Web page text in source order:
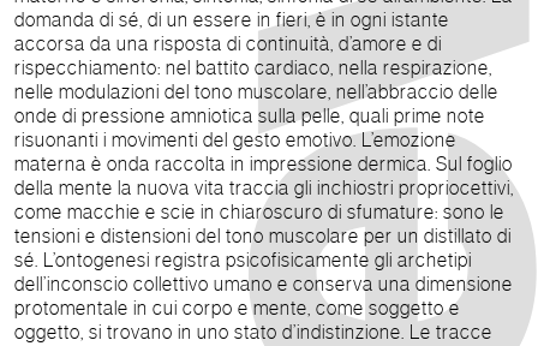
domanda di sé, di un essere in fieri, è in ogni istante
accorsa da una risposta di continuità, d’amore e di
rispecchiamento: nel battito cardiaco, nella respirazione,
nelle modulazioni del tono muscolare, nell’abbraccio delle
onde di pressione amniotica sulla pelle, quali prime note
risuonanti i movimenti del gesto emotivo. L’emozione
materna è onda raccolta in impressione dermica. Sul foglio
della mente la nuova vita traccia gli inchiostri propriocettivi,
come macchie e scie in chiaroscuro di sfumature: sono le
tensioni e distensioni del tono muscolare per un distillato di
sé. L’ontogenesi registra psicofisicamente gli archetipi
dell’inconscio collettivo umano e conserva una dimensione
protomentale in cui corpo e mente, come soggetto e
oggetto, si trovano in uno stato d’indistinzione. Le tracce